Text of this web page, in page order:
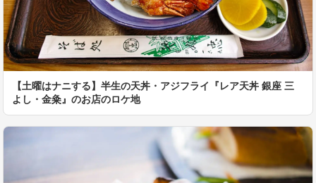
【土曜はナニする】半生の天丼・アジフライ『レア天丼 銀座 三
よし・金粂』のお店のロケ地